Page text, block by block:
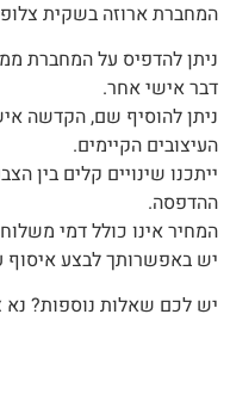
המחברת‭ ‬ארוזה‭ ‬בשקית צלופן.‬
‬דבר‭ ‬אישי‭ ‬אחר‭.‬
העיצובים הקיימים.
‬ההדפסה‭.‬
המחיר‭ ‬אינו‭ ‬כולל‭ ‬דמי‭ ‬משלוח‭.‬
יש‭ ‬באפשרותך‭ ‬לבצע‭ ‬איסוף‭ ‬עצמי‭ ‬מהסטודיו‭ ‬בגבעת‭ ‬שמואל‭.‬
יש לכם שאלות נוספות? נא